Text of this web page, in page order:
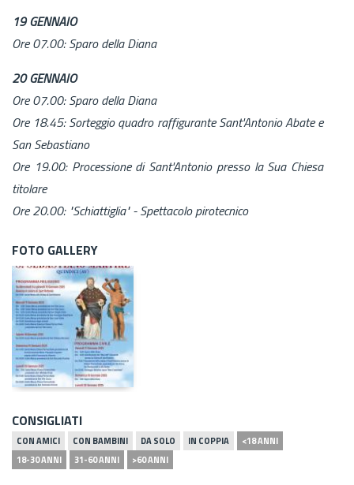
19 GENNAIO
Ore 07.00: Sparo della Diana
20 GENNAIO
Ore 07.00: Sparo della Diana
Ore 18.45: Sorteggio quadro raffigurante Sant'Antonio Abate e
San Sebastiano
Ore 19.00: Processione di Sant'Antonio presso la Sua Chiesa
titolare
Ore 20.00: "Schiattiglia" - Spettacolo pirotecnico
FOTO GALLERY
CONSIGLIATI
CON AMICI CON BAMBINI DA SOLO IN COPPIA
<18 ANNI
18-30 ANNI
31-60 ANNI >60 ANNI